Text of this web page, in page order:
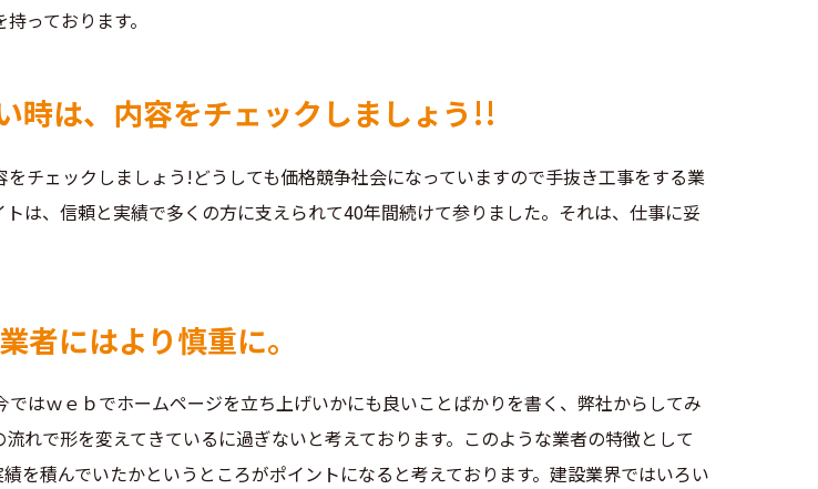
っております。
時は、内容をチェックしましょう!!
チェックしましょう!どうしても価格競争社会になっていますので手抜き工事をする業
は、信頼と実績で多くの方に支えられて40年間続けて参りました。それは、仕事に妥
者にはより慎重に。
はｗｅｂでホームページを立ち上げいかにも良いことばかりを書く、弊社からしてみ
れで形を変えてきているに過ぎないと考えております。このような業者の特徴として
を積んでいたかというところがポイントになると考えております。建設業界ではいろい